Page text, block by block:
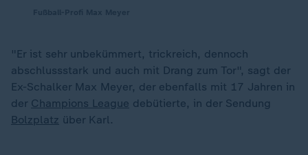
"Er ist sehr unbekümmert, trickreich, dennoch
abschlussstark und auch mit Drang zum Tor", sagt der
Ex-Schalker Max Meyer, der ebenfalls mit 17 Jahren in
der Champions League debütierte, in der Sendung
Bolzplatz über Karl.